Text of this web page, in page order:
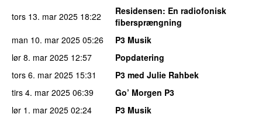
tors 13. mar 2025 18:22 Residensen: En radiofonisk
fibersprængning
man 10. mar 2025 05:26
P3 Musik
lør 8. mar 2025 12:57
Popdatering
tors 6. mar 2025 15:31
P3 med Julie Rahbek
tirs 4. mar 2025 06:39
Go’ Morgen P3
lør 1. mar 2025 02:24
P3 Musik